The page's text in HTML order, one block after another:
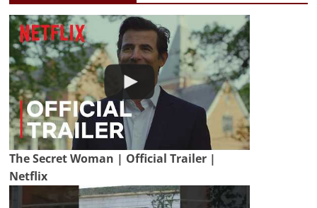
The Secret Woman | Official Trailer |
Netflix